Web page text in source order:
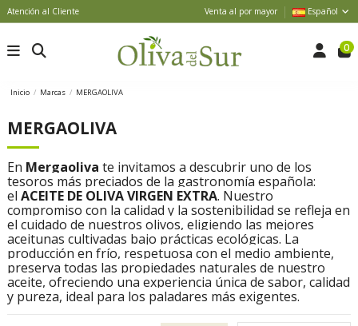
Atención al Cliente Venta al por mayor Español
0
Inicio Marcas MERGAOLIVA
MERGAOLIVA
En Mergaoliva te invitamos a descubrir uno de los
tesoros más preciados de la gastronomía española:
el ACEITE DE OLIVA VIRGEN EXTRA. Nuestro
compromiso con la calidad y la sostenibilidad se refleja en
el cuidado de nuestros olivos, eligiendo las mejores
aceitunas cultivadas bajo prácticas ecológicas. La
producción en frío, respetuosa con el medio ambiente,
preserva todas las propiedades naturales de nuestro
aceite, ofreciendo una experiencia única de sabor, calidad
y pureza, ideal para los paladares más exigentes.